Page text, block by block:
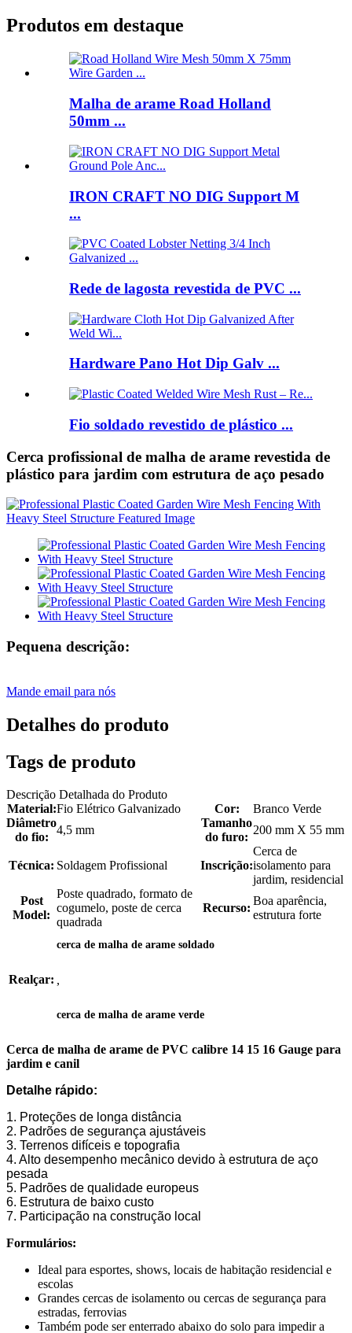
Produtos em destaque
Malha de arame Road Holland
50mm ...
IRON CRAFT NO DIG Support M
...
Rede de lagosta revestida de PVC ...
Hardware Pano Hot Dip Galv ...
Fio soldado revestido de plástico ...
Cerca profissional de malha de arame revestida de
plástico para jardim com estrutura de aço pesado
Pequena descrição:
Mande email para nós
Detalhes do produto
Tags de produto
Descrição Detalhada do Produto
Material:Fio Elétrico Galvanizado Cor:
Branco Verde
Diâmetro
do fio:
4,5 mm
Tamanho
do furo:
200 mm X 55 mm
Técnica: Soldagem Profissional Inscrição:
Cerca de
isolamento para
jardim, residencial
Post
Model:
Poste quadrado, formato de
cogumelo, poste de cerca
quadrada
Recurso:
Boa aparência,
estrutura forte
Realçar:
cerca de malha de arame soldado
,
cerca de malha de arame verde
Cerca de malha de arame de PVC calibre 14 15 16 Gauge para
jardim e canil
Detalhe rápido:
1. Proteções de longa distância
2. Padrões de segurança ajustáveis
3. Terrenos difíceis e topografia
4. Alto desempenho mecânico devido à estrutura de aço
pesada
5. Padrões de qualidade europeus
6. Estrutura de baixo custo
7. Participação na construção local
Formulários:
Ideal para esportes, shows, locais de habitação residencial e
escolas
Grandes cercas de isolamento ou cercas de segurança para
estradas, ferrovias
Também pode ser enterrado abaixo do solo para impedir a